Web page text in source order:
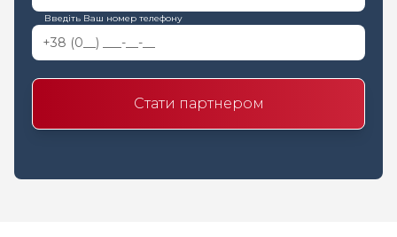
Введіть Ваш номер телефону
Стати партнером